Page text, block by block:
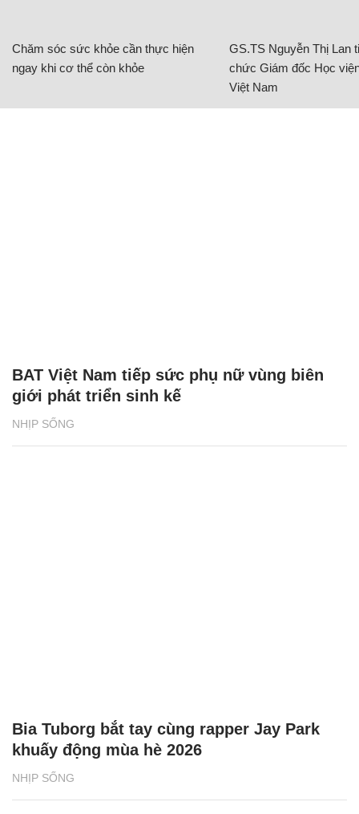
Chăm sóc sức khỏe cần thực hiện
ngay khi cơ thể còn khỏe
GS.TS Nguyễn Thị Lan
chức Giám đốc Học
Việt Nam
NHỊP SỐNG
BAT Việt Nam tiếp sức phụ nữ vùng biên
giới phát triển sinh kế
NHỊP SỐNG
Bia Tuborg bắt tay cùng rapper Jay Park
khuấy động mùa hè 2026